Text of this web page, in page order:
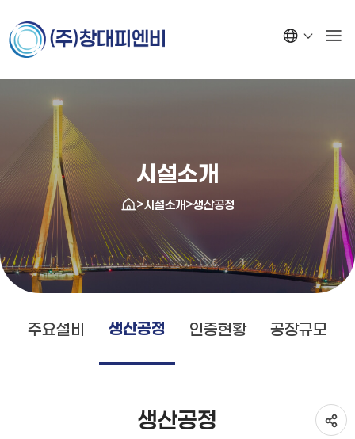
시설소개
>시설소개>생산공정
주요설비 생산공정 인증현황 공장규모
생산공정 공